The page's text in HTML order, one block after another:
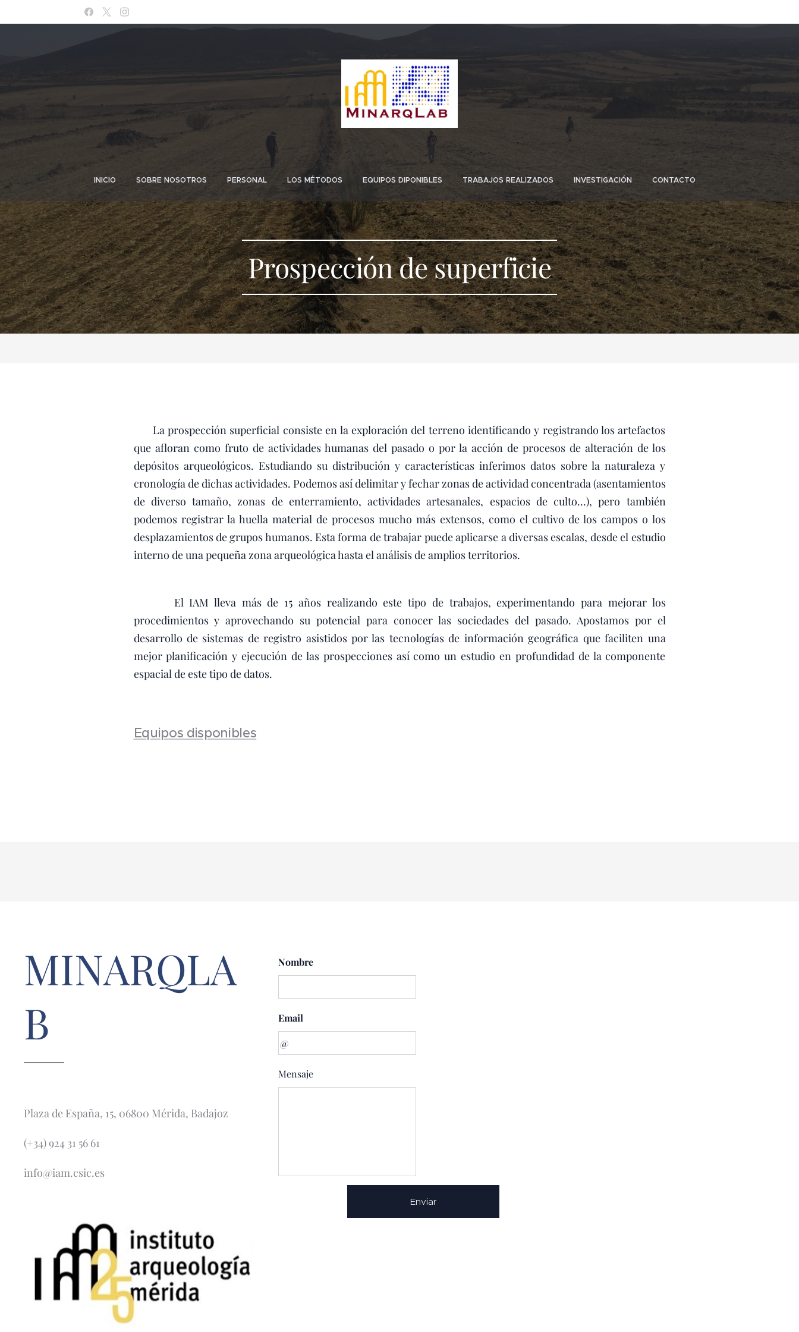
INICIO SOBRE NOSOTROS PERSONAL LOS MÉTODOS EQUIPOS DIPONIBLES TRABAJOS REALIZADOS INVESTIGACIÓN CONTACTO
Prospección de superficie
La prospección superficial consiste en la exploración del terreno identificando y registrando los artefactos
que afloran como fruto de actividades humanas del pasado o por la acción de procesos de alteración de los
depósitos arqueológicos. Estudiando su distribución y características inferimos datos sobre la naturaleza y
cronología de dichas actividades. Podemos así delimitar y fechar zonas de actividad concentrada (asentamientos
de diverso tamaño, zonas de enterramiento, actividades artesanales, espacios de culto...), pero también
podemos registrar la huella material de procesos mucho más extensos, como el cultivo de los campos o los
desplazamientos de grupos humanos. Esta forma de trabajar puede aplicarse a diversas escalas, desde el estudio
interno de una pequeña zona arqueológica hasta el análisis de amplios territorios.
El IAM lleva más de 15 años realizando este tipo de trabajos, experimentando para mejorar los
procedimientos y aprovechando su potencial para conocer las sociedades del pasado. Apostamos por el
desarrollo de sistemas de registro asistidos por las tecnologías de información geográfica que faciliten una
mejor planificación y ejecución de las prospecciones así como un estudio en profundidad de la componente
espacial de este tipo de datos.
Equipos disponibles
MINARQLA
B
Plaza de España, 15, 06800 Mérida, Badajoz
(+34) 924 31 56 61
info@iam.csic.es
Nombre
Email
Mensaje
Enviar